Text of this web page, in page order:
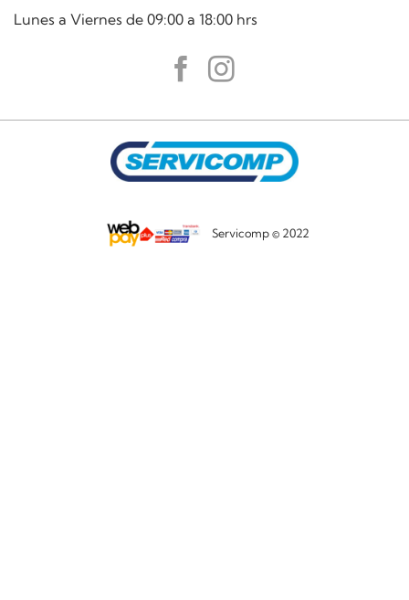
Lunes a Viernes de 09:00 a 18:00 hrs
Servicomp © 2022